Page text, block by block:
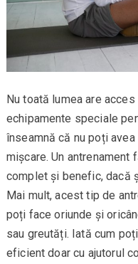
Nu toată lumea are
echipamente speciale
înseamnă că nu poți
mișcare. Un
complet și benefic, dacă
Mai mult, acest tip de
poți face oriunde și
sau greutăți. Iată cum
eficient doar cu ajutorul